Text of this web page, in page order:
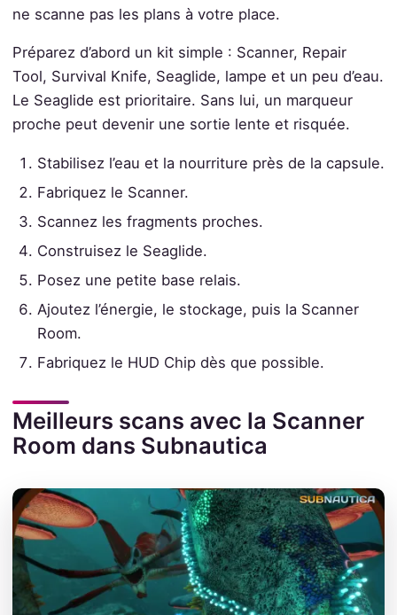
ne scanne pas les plans à votre place.
Préparez d’abord un kit simple : Scanner, Repair
Tool, Survival Knife, Seaglide, lampe et un peu d’eau.
Le Seaglide est prioritaire. Sans lui, un marqueur
proche peut devenir une sortie lente et risquée.
Stabilisez l’eau et la nourriture près de la capsule.
Fabriquez le Scanner.
Scannez les fragments proches.
Construisez le Seaglide.
Posez une petite base relais.
Ajoutez l’énergie, le stockage, puis la Scanner
Room.
Fabriquez le HUD Chip dès que possible.
Meilleurs scans avec la Scanner
Room dans Subnautica